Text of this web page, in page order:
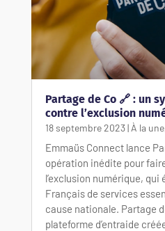
Partage de Co 🔗 : un
contre l’exclusion
18 septembre 2023| À la une
Emmaüs Connect lance
opération inédite pour
l’exclusion numérique, qui
Français de services
cause nationale. Partage
plateforme d’entraide